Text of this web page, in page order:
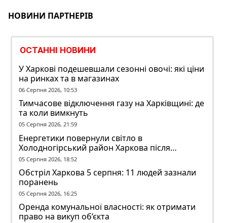
НОВИНИ ПАРТНЕРІВ
ОСТАННІ НОВИНИ
У Харкові подешевшали сезонні овочі: які ціни
на ринках та в магазинах
06 Серпня 2026, 10:53
Тимчасове відключення газу на Харківщині: де
та коли вимкнуть
05 Серпня 2026, 21:59
Енергетики повернули світло в
Холодногірський район Харкова після
ворожого обстрілу
05 Серпня 2026, 18:52
Обстріл Харкова 5 серпня: 11 людей зазнали
поранень
05 Серпня 2026, 16:25
Оренда комунальної власності: як отримати
право на викуп об’єкта